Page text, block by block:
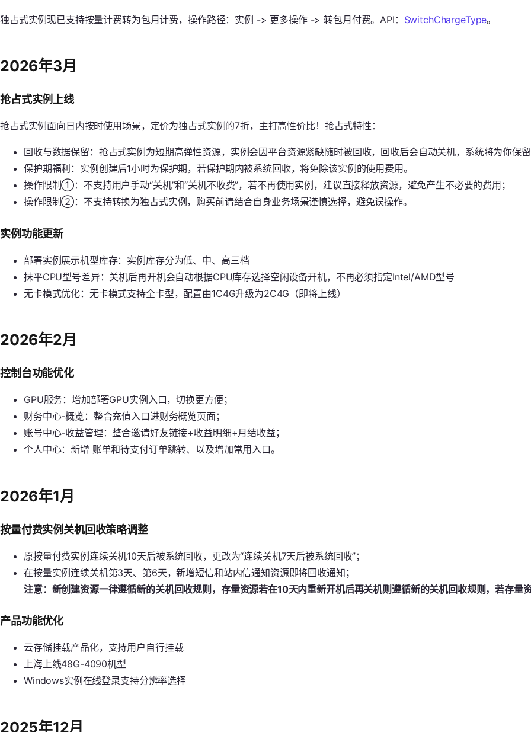
独占式实例现已支持按量计费转为包月计费，操作路径：实例 -> 更多操作 -> 转包月付费。API： SwitchChargeType。
2026年3月
抢占式实例上线
抢占式实例面向日内按时使用场景，定价为独占式实例的7折，主打高性价比！抢占式特性：
回收与数据保留：抢占式实例为短期高弹性资源，实例会因平台资源紧缺随时被回收，回收后会自动关机，系统将为你保
保护期福利：实例创建后1小时为保护期，若保护期内被系统回收，将免除该实例的使用费用。
操作限制①：不支持用户手动“关机”和“关机不收费”，若不再使用实例，建议直接释放资源，避免产生不必要的费用；
操作限制②：不支持转换为独占式实例，购买前请结合自身业务场景谨慎选择，避免误操作。
实例功能更新
部署实例展示机型库存：实例库存分为低、中、高三档
抹平CPU型号差异：关机后再开机会自动根据CPU库存选择空闲设备开机，不再必须指定Intel/AMD型号
无卡模式优化：无卡模式支持全卡型，配置由1C4G升级为2C4G（即将上线）
2026年2月
控制台功能优化
GPU服务：增加部署GPU实例入口，切换更方便；
财务中心-概览：整合充值入口进财务概览页面；
账号中心-收益管理：整合邀请好友链接+收益明细+月结收益；
个人中心：新增 账单和待支付订单跳转、以及增加常用入口。
2026年1月
按量付费实例关机回收策略调整
原按量付费实例连续关机10天后被系统回收，更改为“连续关机7天后被系统回收”；
在按量实例连续关机第3天、第6天，新增短信和站内信通知资源即将回收通知；
注意：新创建资源一律遵循新的关机回收规则，存量资源若在10天内重新开机后再关机则遵循新的关机回收规则，若存量
产品功能优化
云存储挂载产品化，支持用户自行挂载
上海上线48G-4090机型
Windows实例在线登录支持分辨率选择
2025年12月